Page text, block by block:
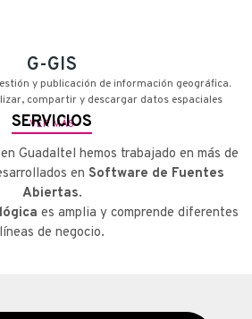
G-GIS
y publicación de información geográfica.
compartir y descargar datos espaciales
VER MÁS
SERVICIOS
Guadaltel hemos trabajado en más de
en Software de Fuentes
Abiertas.
es amplia y comprende diferentes
líneas de negocio.